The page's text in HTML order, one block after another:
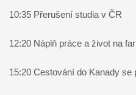
10:35 Přerušení studia v ČR
12:20 Náplň práce a život na
15:20 Cestování do Kanady se